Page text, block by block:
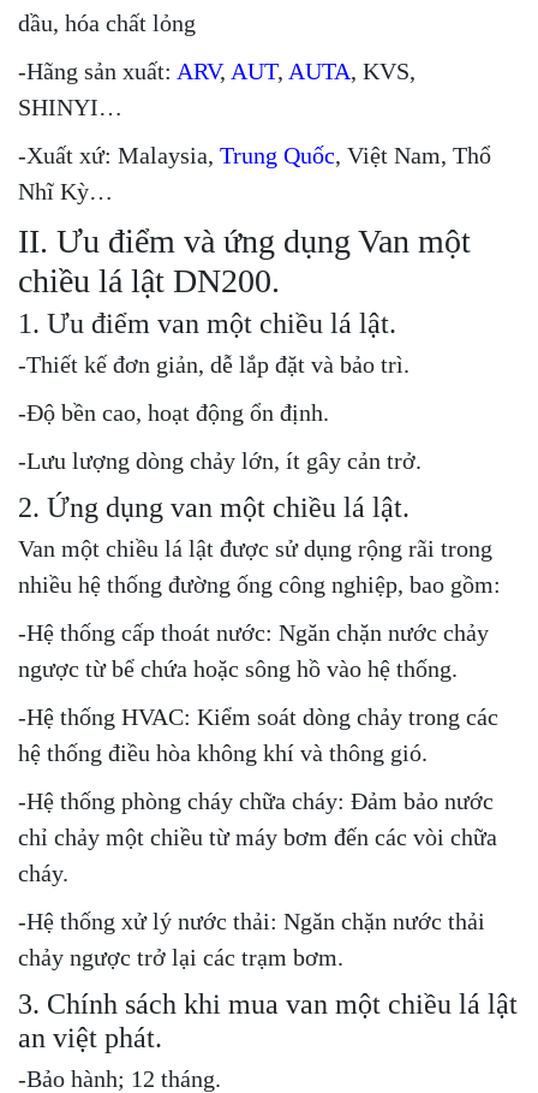
dầu, hóa chất lỏng
-Hãng sản xuất: ARV, AUT, AUTA, KVS,
SHINYI…
-Xuất xứ: Malaysia, Trung Quốc, Việt Nam, Thổ
Nhĩ Kỳ…
II. Ưu điểm và ứng dụng Van một
chiều lá lật DN200.
1. Ưu điểm van một chiều lá lật.
-Thiết kế đơn giản, dễ lắp đặt và bảo trì.
-Độ bền cao, hoạt động ổn định.
-Lưu lượng dòng chảy lớn, ít gây cản trở.
2. Ứng dụng van một chiều lá lật.
Van một chiều lá lật được sử dụng rộng rãi trong
nhiều hệ thống đường ống công nghiệp, bao gồm:
-Hệ thống cấp thoát nước: Ngăn chặn nước chảy
ngược từ bể chứa hoặc sông hồ vào hệ thống.
-Hệ thống HVAC: Kiểm soát dòng chảy trong các
hệ thống điều hòa không khí và thông gió.
-Hệ thống phòng cháy chữa cháy: Đảm bảo nước
chỉ chảy một chiều từ máy bơm đến các vòi chữa
cháy.
-Hệ thống xử lý nước thải: Ngăn chặn nước thải
chảy ngược trở lại các trạm bơm.
3. Chính sách khi mua van một chiều lá lật
an việt phát.
-Bảo hành; 12 tháng.